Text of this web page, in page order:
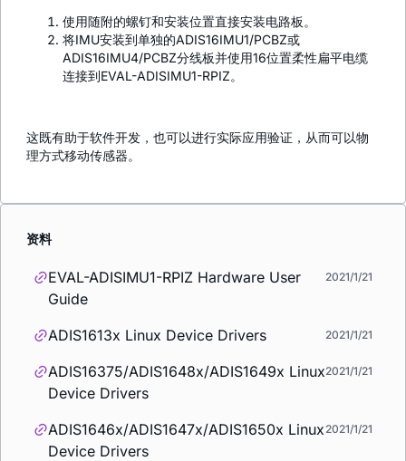
使用随附的螺钉和安装位置直接安装电路板。
将IMU安装到单独的ADIS16IMU1/PCBZ或
ADIS16IMU4/PCBZ分线板并使用16位置柔性扁平电缆
连接到EVAL-ADISIMU1-RPIZ。
这既有助于软件开发，也可以进行实际应用验证，从而可以物
理方式移动传感器。
资料
EVAL-ADISIMU1-RPIZ Hardware User
Guide
2021/1/21
ADIS1613x Linux Device Drivers 2021/1/21
ADIS16375/ADIS1648x/ADIS1649x Linux
Device Drivers
2021/1/21
ADIS1646x/ADIS1647x/ADIS1650x Linux
Device Drivers
2021/1/21